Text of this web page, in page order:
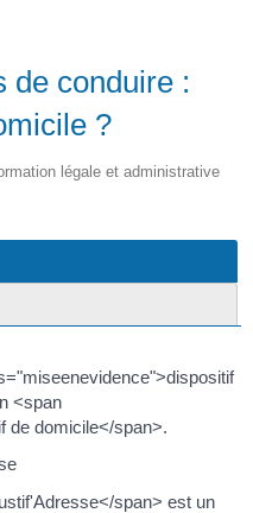
de conduire :
?
légale et administrative
<span
de domicile</span>.
span> est un